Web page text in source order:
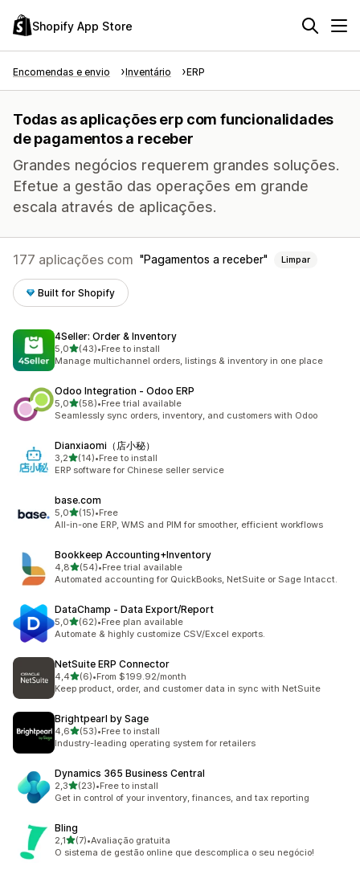
Shopify App Store
Encomendas e envio Inventário ERP
Todas as aplicações erp com funcionalidades
de pagamentos a receber
Grandes negócios requerem grandes soluções.
Efetue a gestão das operações em grande
escala através de aplicações.
177 aplicações com Pagamentos a receber Limpar
Built for Shopify
4Seller: Order & Inventory
5,0de 5 estrelas
(43)
43 total de avaliações
•Free to install
Manage multichannel orders, listings & inventory in one place
Odoo Integration ‑ Odoo ERP
5,0de 5 estrelas
(58)
58 total de avaliações
•Free trial available
Seamlessly sync orders, inventory, and customers with Odoo
Dianxiaomi（店小秘）
3,2de 5 estrelas
(14)
14 total de avaliações
•Free to install
ERP software for Chinese seller service
base.com
5,0de 5 estrelas
(15)
15 total de avaliações
•Free
All-in-one ERP, WMS and PIM for smoother, efficient workflows
Bookkeep Accounting+Inventory
4,8de 5 estrelas
(54)
54 total de avaliações
•Free trial available
Automated accounting for QuickBooks, NetSuite or Sage Intacct.
DataChamp ‑ Data Export/Report
5,0de 5 estrelas
(62)
62 total de avaliações
•Free plan available
Automate & highly customize CSV/Excel exports.
NetSuite ERP Connector
4,4de 5 estrelas
(6)
6 total de avaliações
•From $199.92/month
Keep product, order, and customer data in sync with NetSuite
Brightpearl by Sage
4,6de 5 estrelas
(53)
53 total de avaliações
•Free to install
Industry-leading operating system for retailers
Dynamics 365 Business Central
2,3de 5 estrelas
(23)
23 total de avaliações
•Free to install
Get in control of your inventory, finances, and tax reporting
Bling
2,1de 5 estrelas
(7)
7 total de avaliações
•Avaliação gratuita
O sistema de gestão online que descomplica o seu negócio!